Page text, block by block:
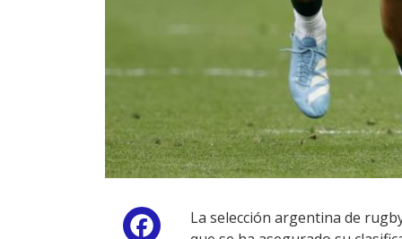
Facebook
La selección argentina de